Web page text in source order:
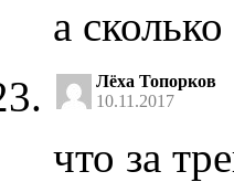
а
Лёха Топорков
10.11.2017
что за